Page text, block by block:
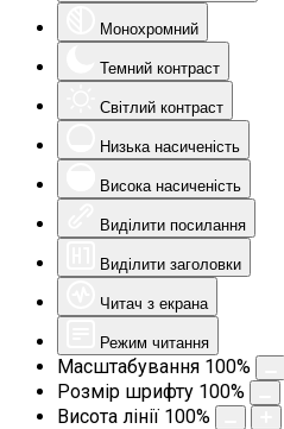
Монохромний
Темний контраст
Світлий контраст
Низька насиченість
Висока насиченість
Виділити посилання
Виділити заголовки
Читач з екрана
Режим читання
Масштабування 100%
Розмір шрифту 100%
Висота лінії 100%